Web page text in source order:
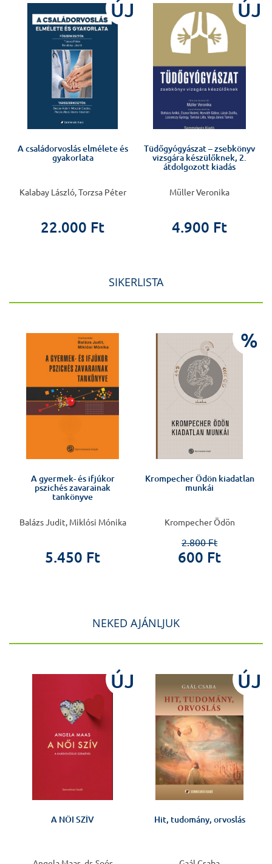
ÚJ
A családorvoslás elmélete és
gyakorlata
Kalabay László, Torzsa Péter
22.000 Ft
ÚJ
Tüdőgyógyászat – zsebkönyv
vizsgára készülőknek, 2.
átdolgozott kiadás
Müller Veronika
4.900 Ft
SIKERLISTA
A gyermek- és ifjúkor
pszichés zavarainak
tankönyve
Balázs Judit, Miklósi Mónika
5.450 Ft
%
Krompecher Ödön kiadatlan
munkái
Krompecher Ödön
2.800 Ft
600 Ft
NEKED AJÁNLJUK
ÚJ
A NŐI SZÍV
ÚJ
Hit, tudomány, orvoslás